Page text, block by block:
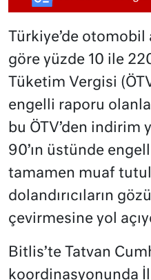
Türkiye’de
göre yüzde 10 ile
Tüketim Vergisi
engelli raporu
bu ÖTV’den indirim
90’ın üstünde
tamamen muaf
dolandırıcıların
çevirmesine yol
Bitlis’te Tatvan
koordinasyonunda